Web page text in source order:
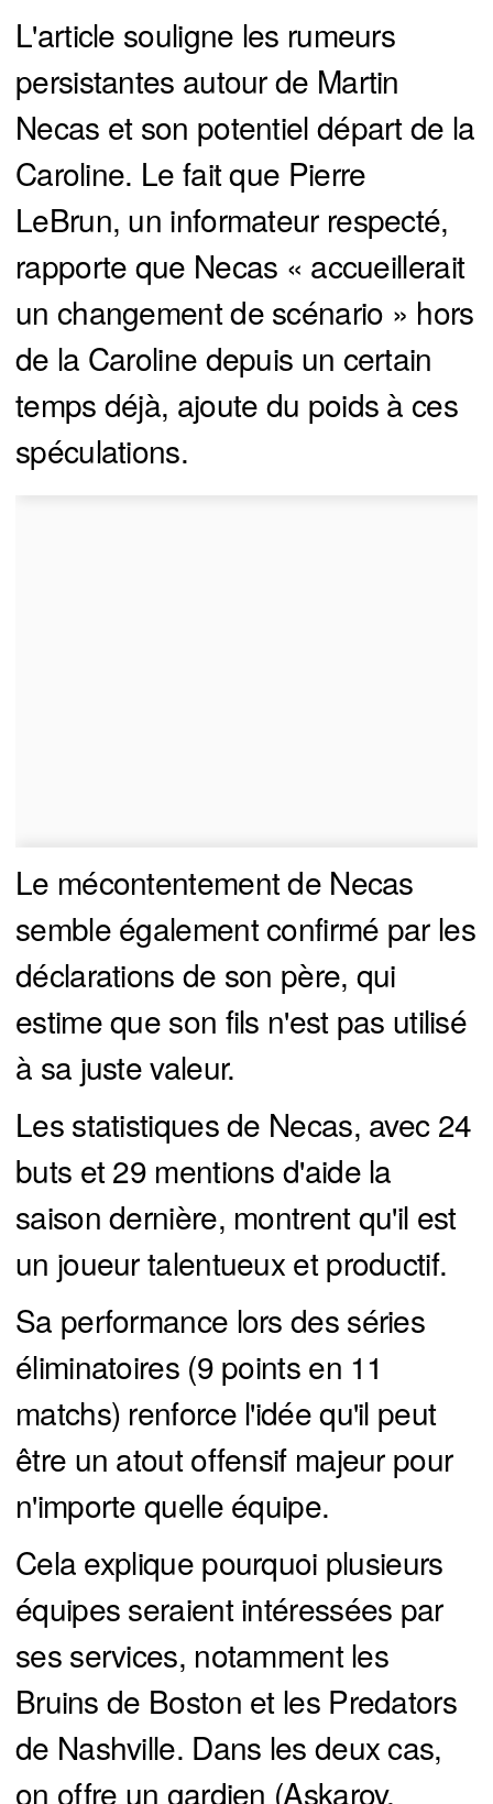
L'article souligne les rumeurs
persistantes autour de Martin
Necas et son potentiel départ de la
Caroline. Le fait que Pierre
LeBrun, un informateur respecté,
rapporte que Necas « accueillerait
un changement de scénario » hors
de la Caroline depuis un certain
temps déjà, ajoute du poids à ces
spéculations.
Le mécontentement de Necas
semble également confirmé par les
déclarations de son père, qui
estime que son fils n'est pas utilisé
à sa juste valeur.
Les statistiques de Necas, avec 24
buts et 29 mentions d'aide la
saison dernière, montrent qu'il est
un joueur talentueux et productif.
Sa performance lors des séries
éliminatoires (9 points en 11
matchs) renforce l'idée qu'il peut
être un atout offensif majeur pour
n'importe quelle équipe.
Cela explique pourquoi plusieurs
équipes seraient intéressées par
ses services, notamment les
Bruins de Boston et les Predators
de Nashville. Dans les deux cas,
on offre un gardien (Askarov,